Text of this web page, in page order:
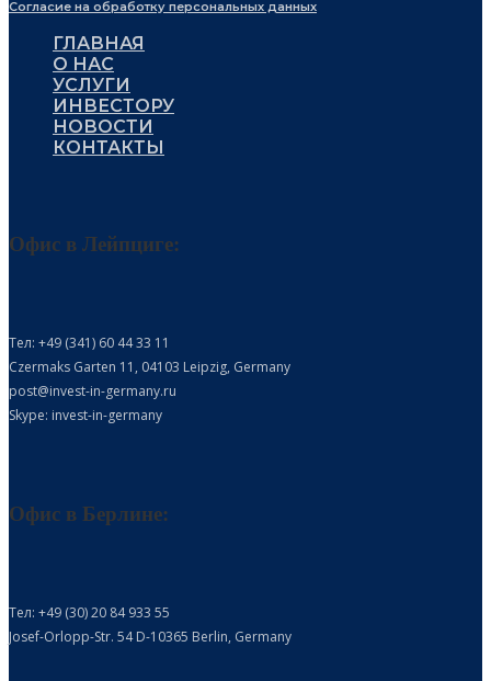
Согласие на обработку персональных данных
ГЛАВНАЯ
О НАС
УСЛУГИ
ИНВЕСТОРУ
НОВОСТИ
КОНТАКТЫ
Офис в Лейпциге:
Тел: +49 (341) 60 44 33 11
Czermaks Garten 11, 04103 Leipzig, Germany
post@invest-in-germany.ru
Skype: invest-in-germany
Офис в Берлине:
Тел: +49 (30) 20 84 933 55
Josef-Orlopp-Str. 54 D-10365 Berlin, Germany